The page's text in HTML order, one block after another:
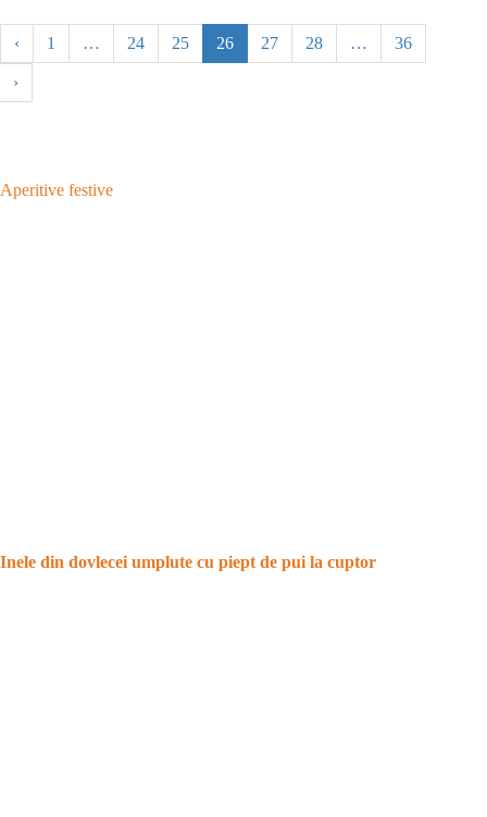
‹ 1 … 24 25 26 27 28 … 36
›
Aperitive festive
Inele din dovlecei umplute cu piept de pui la cuptor